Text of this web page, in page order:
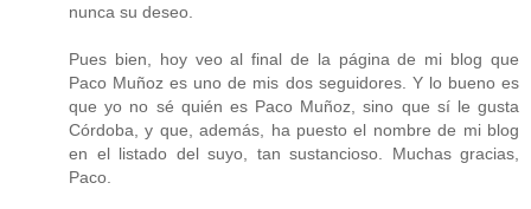
nunca su deseo.
Pues bien, hoy veo al final de la página de mi blog que
Paco Muñoz es uno de mis dos seguidores. Y lo bueno es
que yo no sé quién es Paco Muñoz, sino que sí le gusta
Córdoba, y que, además, ha puesto el nombre de mi blog
en el listado del suyo, tan sustancioso. Muchas gracias,
Paco.